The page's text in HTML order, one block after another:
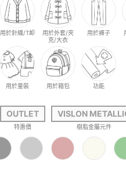
用於針織/T卹
用於外套/夾
克/大衣
用於褲子
用於童裝 用於箱包 功能
OUTLET
特惠價
VISLON
樹脂金屬元件